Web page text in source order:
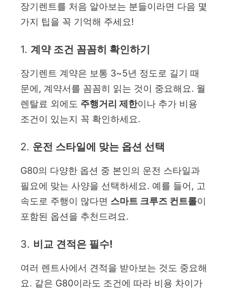
장기렌트를 처음 알아보는 분들이라면 다음 몇
가지 팁을 꼭 기억해 주세요!
1. 계약 조건 꼼꼼히 확인하기
장기렌트 계약은 보통 3~5년 정도로 길기 때
문에, 계약서를 꼼꼼히 읽는 것이 중요해요. 월
렌탈료 외에도 주행거리 제한이나 추가 비용
조건이 있는지 꼭 확인하세요.
2. 운전 스타일에 맞는 옵션 선택
G80의 다양한 옵션 중 본인의 운전 스타일과
필요에 맞는 사양을 선택하세요. 예를 들어, 고
속도로 주행이 많다면 스마트 크루즈 컨트롤이
포함된 옵션을 추천드려요.
3. 비교 견적은 필수!
여러 렌트사에서 견적을 받아보는 것도 중요해
요. 같은 G80이라도 조건에 따라 비용 차이가